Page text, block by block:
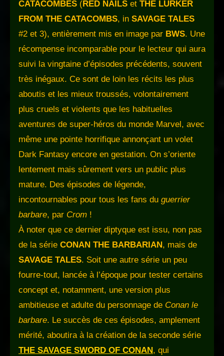
CATACOMBES (RED NAILS et THE LURKER
FROM THE CATACOMBS, in SAVAGE TALES
#2 et 3), entièrement mis en image par BWS. Une
récompense incomparable pour le lecteur qui aura
suivi la vingtaine d’épisodes précédents, souvent
très inégaux. Ce sont de loin les récits les plus
aboutis et les mieux troussés, volontairement
plus cruels et violents que les habituelles
aventures de super-héros du monde Marvel, avec
même une pointe horrifique annonçant un volet
Dark Fantasy encore en gestation. On s’oriente
lentement mais sûrement vers un public plus
mature. Des épisodes de légende,
incontournables pour tous les fans du guerrier
barbare, par Crom !
À noter que ce dernier diptyque est issu, non pas
de la série CONAN THE BARBARIAN , mais de
SAVAGE TALES. Soit une autre série un peu
fourre-tout, lancée à l’époque pour tester certains
concept et, notamment, une version plus
ambitieuse et adulte du personnage de Conan le
barbare. Le succès de ces épisodes, amplement
mérité, aboutira à la création de la seconde série
THE SAVAGE SWORD OF CONAN , qui